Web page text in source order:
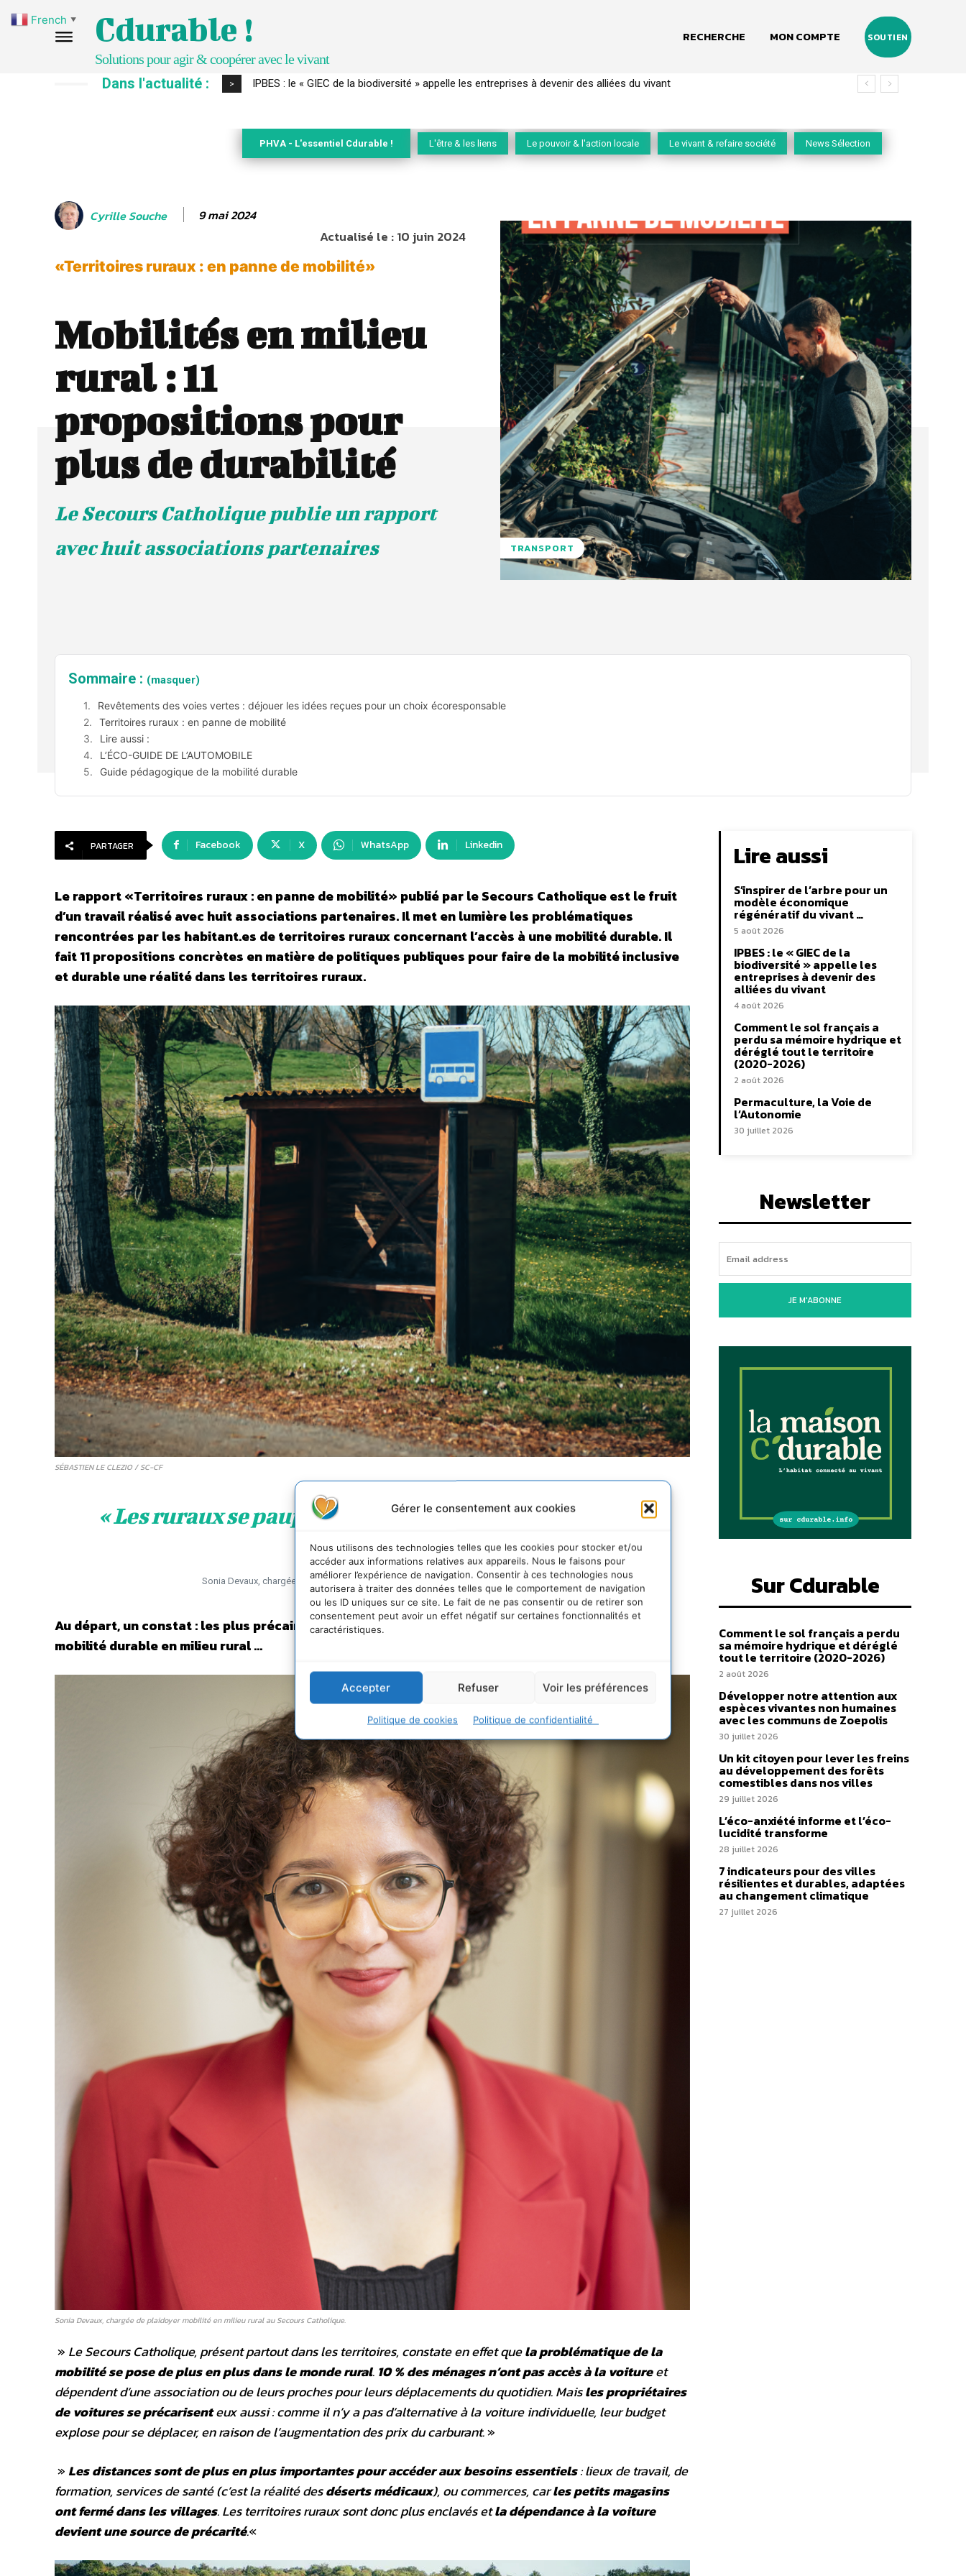
Gérer le consentement aux cookies
Nous utilisons des technologies telles que les cookies pour stocker et/ou
accéder aux informations relatives aux appareils. Nous le faisons pour
améliorer l’expérience de navigation. Consentir à ces technologies nous
autorisera à traiter des données telles que le comportement de navigation
ou les ID uniques sur ce site. Le fait de ne pas consentir ou de retirer son
consentement peut avoir un effet négatif sur certaines fonctionnalités et
caractéristiques.
Accepter Refuser Voir les préférences
Politique de cookies Politique de confidentialité
Cdurable !
Solutions pour agir & coopérer avec le vivant
RECHERCHE MON COMPTE SOUTIEN
Dans l'actualité : > Comment le sol français a perdu sa mémoire hydrique et déréglé tout le territoire (2020-2026)
PHVA - L'essentiel Cdurable ! L'être & les liens Le pouvoir & l'action locale Le vivant & refaire société News Sélection
Cyrille Souche 9 mai 2024
Actualisé le :10 juin 2024
«Territoires ruraux : en panne de mobilité»
Mobilités en milieu
rural : 11
propositions pour
plus de durabilité
Le Secours Catholique publie un rapport
avec huit associations partenaires
TRANSPORT
Sommaire : (masquer)
Revêtements des voies vertes : déjouer les idées reçues pour un choix écoresponsable
Territoires ruraux : en panne de mobilité
Lire aussi :
L’ÉCO-GUIDE DE L’AUTOMOBILE
Guide pédagogique de la mobilité durable
PARTAGER Facebook X WhatsApp Linkedin
Le rapport «Territoires ruraux : en panne de mobilité» publié par le Secours Catholique est le fruit
d’un travail réalisé avec huit associations partenaires. Il met en lumière les problématiques
rencontrées par les habitant.es de territoires ruraux concernant l’accès à une mobilité durable. Il
fait 11 propositions concrètes en matière de politiques publiques pour faire de la mobilité inclusive
et durable une réalité dans les territoires ruraux.
SÉBASTIEN LE CLEZIO / SC-CF
« Les ruraux se paupérisent à cause de la dépendance à
la voiture »
Sonia Devaux, chargée de plaidoyer mobilité en milieu rural au Secours Catholique.
Au départ, un constat : les plus précaires sont fortement impactés par le manque d’accès à la
mobilité durable en milieu rural …
Sonia Devaux, chargée de plaidoyer mobilité en milieu rural au Secours Catholique.
» Le Secours Catholique, présent partout dans les territoires, constate en effet quela problématique de la
mobilité se pose de plus en plus dans le monde rural. 10 % des ménages n’ont pas accès à la voitureet
dépendent d’une association ou de leurs proches pour leurs déplacements du quotidien. Maisles propriétaires
de voitures se précarisenteux aussi : comme il n’y a pas d’alternative à la voiture individuelle, leur budget
explose pour se déplacer, en raison de l’augmentation des prix du carburant.»
» Les distances sont de plus en plus importantes pour accéder aux besoins essentiels: lieux de travail, de
formation, services de santé (c’est la réalité desdéserts médicaux), ou commerces, carles petits magasins
ont fermé dans les villages. Les territoires ruraux sont donc plus enclavés etla dépendance à la voiture
devient une source de précarité.«
Lire aussi
S’inspirer de l’arbre pour un
modèle économique
régénératif du vivant …
5 août 2026
IPBES : le « GIEC de la
biodiversité » appelle les
entreprises à devenir des
alliées du vivant
4 août 2026
Comment le sol français a
perdu sa mémoire hydrique et
déréglé tout le territoire
(2020-2026)
2 août 2026
Permaculture, la Voie de
l’Autonomie
30 juillet 2026
Newsletter
JE M'ABONNE
Sur Cdurable
Comment le sol français a perdu
sa mémoire hydrique et déréglé
tout le territoire (2020-2026)
2 août 2026
Développer notre attention aux
espèces vivantes non humaines
avec les communs de Zoepolis
30 juillet 2026
Un kit citoyen pour lever les freins
au développement des forêts
comestibles dans nos villes
29 juillet 2026
L’éco-anxiété informe et l’éco-
lucidité transforme
28 juillet 2026
7 indicateurs pour des villes
résilientes et durables, adaptées
au changement climatique
27 juillet 2026
French ▼